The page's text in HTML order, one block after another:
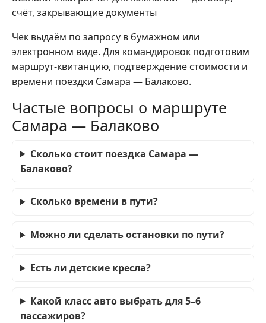
счёт, закрывающие документы
Чек выдаём по запросу в бумажном или
электронном виде. Для командировок подготовим
маршрут-квитанцию, подтверждение стоимости и
времени поездки Самара — Балаково.
Частые вопросы о маршруте
Самара — Балаково
Сколько стоит поездка Самара —
Балаково?
Сколько времени в пути?
Можно ли сделать остановки по пути?
Есть ли детские кресла?
Какой класс авто выбрать для 5–6
пассажиров?